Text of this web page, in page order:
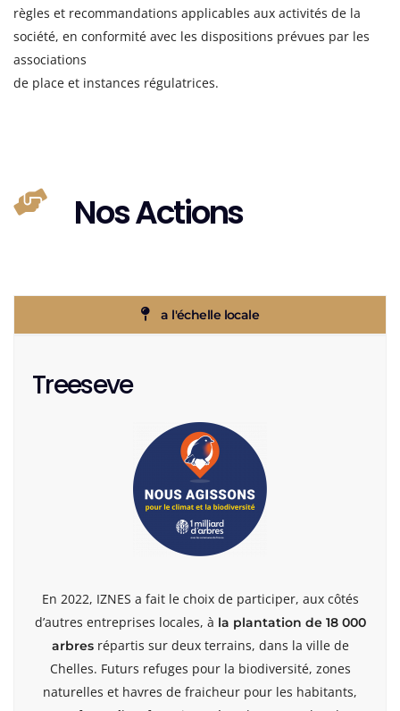
règles et recommandations applicables aux activités de la
société, en conformité avec les dispositions prévues par les
associations
de place et instances régulatrices.
Nos Actions
a l'échelle locale
Treeseve
En 2022, IZNES a fait le choix de participer, aux côtés
d’autres entreprises locales, à la plantation de 18 000
arbresrépartis sur deux terrains, dans la ville de
Chelles. Futurs refuges pour la biodiversité, zones
naturelles et havres de fraicheur pour les habitants,